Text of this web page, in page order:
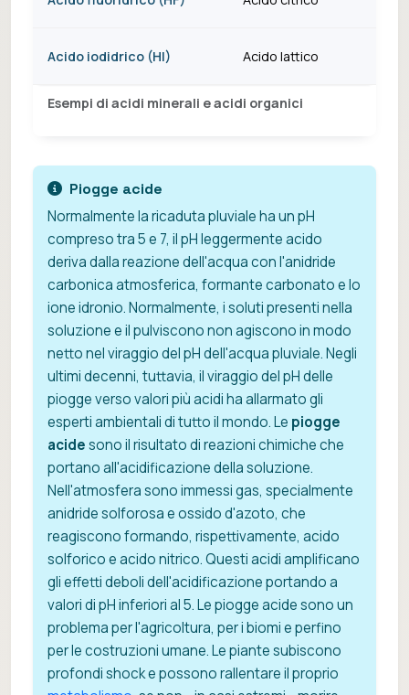
Esempi di acidi minerali e acidi organici
Acido iodidrico (HI) Acido lattico
Piogge acide
Normalmente la ricaduta pluviale ha un pH
compreso tra 5 e 7, il pH leggermente acido
deriva dalla reazione dell'acqua con l'anidride
carbonica atmosferica, formante carbonato e lo
ione idronio. Normalmente, i soluti presenti nella
soluzione e il pulviscono non agiscono in modo
netto nel viraggio del pH dell'acqua pluviale. Negli
ultimi decenni, tuttavia, il viraggio del pH delle
piogge verso valori più acidi ha allarmato gli
esperti ambientali di tutto il mondo. Le piogge
acidesono il risultato di reazioni chimiche che
portano all'acidificazione della soluzione.
Nell'atmosfera sono immessi gas, specialmente
anidride solforosa e ossido d'azoto, che
reagiscono formando, rispettivamente, acido
solforico e acido nitrico. Questi acidi amplificano
gli effetti deboli dell'acidificazione portando a
valori di pH inferiori al 5. Le piogge acide sono un
problema per l'agricoltura, per i biomi e perfino
per le costruzioni umane. Le piante subiscono
profondi shock e possono rallentare il proprio